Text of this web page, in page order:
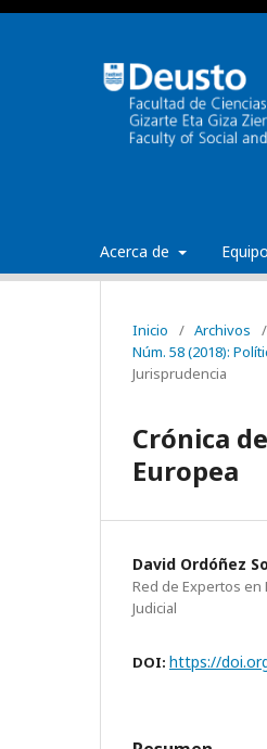
Acerca de
Inicio / Archivos
/
Núm. 58 (2018):
Jurisprudencia
Crónica
Europea
David Ordóñez
Red de Expertos
Judicial
DOI: https://